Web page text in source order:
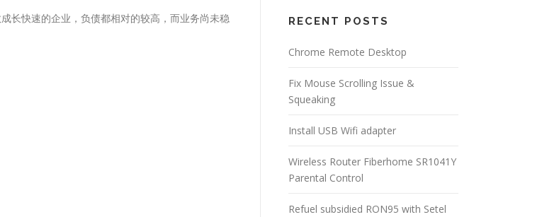
长快速的企业，负债都相对的较高，而业务尚未稳
RECENT POSTS
Chrome Remote Desktop
Fix Mouse Scrolling Issue &
Squeaking
Install USB Wifi adapter
Wireless Router Fiberhome SR1041Y
Parental Control
Refuel subsidied RON95 with Setel